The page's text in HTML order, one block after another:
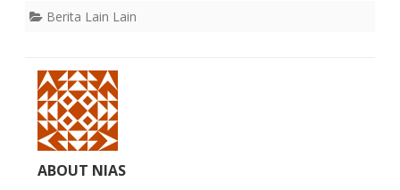
Berita Lain Lain
ABOUT NIAS